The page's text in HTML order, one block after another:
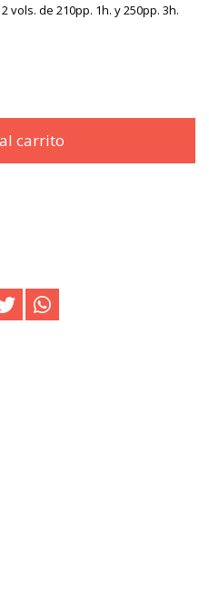
2 vols. de 210pp. 1h. y 250pp. 3h.
carrito